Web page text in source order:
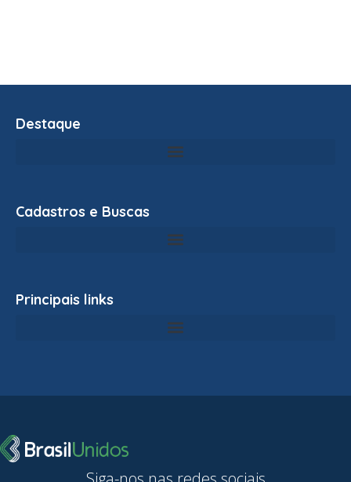
Destaque
Cadastros e Buscas
Principais links